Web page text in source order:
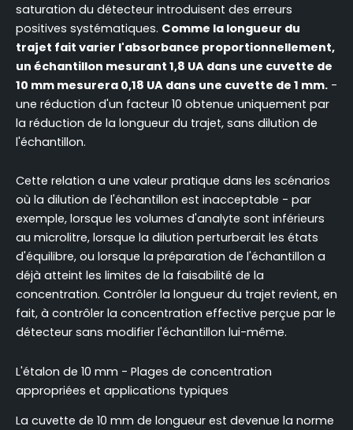
saturation du détecteur introduisent des erreurs
positives systématiques. Comme la longueur du
trajet fait varier l'absorbance proportionnellement,
un échantillon mesurant 1,8 UA dans une cuvette de
10 mm mesurera 0,18 UA dans une cuvette de 1 mm. -
une réduction d'un facteur 10 obtenue uniquement par
la réduction de la longueur du trajet, sans dilution de
l'échantillon.
Cette relation a une valeur pratique dans les scénarios
où la dilution de l'échantillon est inacceptable - par
exemple, lorsque les volumes d'analyte sont inférieurs
au microlitre, lorsque la dilution perturberait les états
d'équilibre, ou lorsque la préparation de l'échantillon a
déjà atteint les limites de la faisabilité de la
concentration. Contrôler la longueur du trajet revient, en
fait, à contrôler la concentration effective perçue par le
détecteur sans modifier l'échantillon lui-même.
L'étalon de 10 mm - Plages de concentration
appropriées et applications typiques
La cuvette de 10 mm de longueur est devenue la norme